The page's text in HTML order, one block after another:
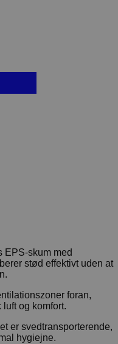
EPS-skum med
stød effektivt uden at
foran,
og komfort.
er svedtransporterende,
hygiejne.